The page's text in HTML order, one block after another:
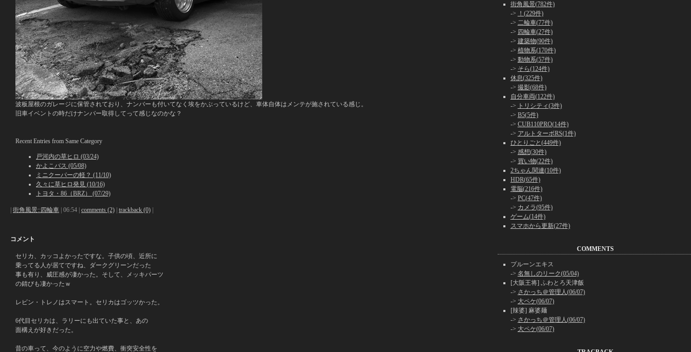
波板屋根のガレージに保管されており、ナンバーも付いてなく埃をかぶっているけど、車体自体はメンテが施されている感じ。
旧車イベントの時だけナンバー取得してって感じなのかな？
Recent Entries from Same Category
戸河内の草ヒロ (03/24)
かよこバス (05/08)
ミニクーパーの軽？ (11/10)
久々に草ヒロ発見 (10/16)
トヨタ・86（BRZ） (07/29)
街角風景::四輪車 | 06:54 | comments (2) trackback (0)
コメント
セリカ、カッコよかったですな。子供の頃、近所に
乗ってる人が居てですね、ダークグリーンだった
事も有り、威圧感が凄かった。そして、メッキパーツ
の錆びも凄かったｗ
レビン・トレノはスマート。セリカはゴッツかった。
6代目セリカは、ラリーにも出ていた事と、あの
面構えが好きだった。
昔の車って、今のように空力や燃費、衝突安全性を
街角風景(782件)
->
！(229件)
-> 二輪車(77件)
-> 四輪車(27件)
-> 建築物(90件)
-> 植物系(170件)
-> 動物系(57件)
-> そら(124件)
休息(325件)
-> 撮影(68件)
自分車両(122件)
-> トリシティ(3件)
-> B5(5件)
-> CUB110PRO(14件)
-> アルトターボRS(1件)
ひとりごと(449件)
-> 感想(30件)
-> 買い物(22件)
2ちゃん関連(10件)
HDR(65件)
電脳(216件)
-> PC(47件)
-> カメラ(95件)
ゲーム(14件)
スマホから更新(27件)
COMMENTS
プルーンエキス
-> 名無しのリーク(05/04)
[大阪王将] ふわとろ天津飯
-> さかっち＠管理人(06/07)
-> 大ペケ(06/07)
[辣婆] 麻婆麺
-> さかっち＠管理人(06/07)
-> 大ペケ(06/07)